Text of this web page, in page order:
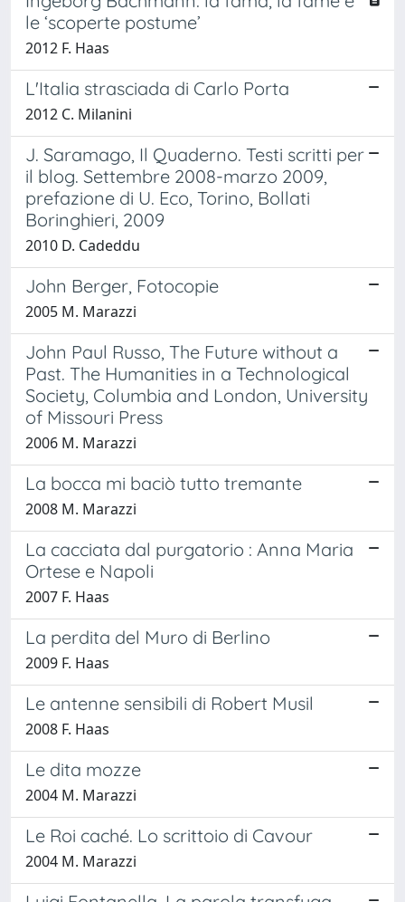
le ‘scoperte postume’
2012 F. Haas
L'Italia strasciada di Carlo Porta
2012 C. Milanini
J. Saramago, Il Quaderno. Testi scritti per
il blog. Settembre 2008-marzo 2009,
prefazione di U. Eco, Torino, Bollati
Boringhieri, 2009
2010 D. Cadeddu
John Berger, Fotocopie
2005 M. Marazzi
John Paul Russo, The Future without a
Past. The Humanities in a Technological
Society, Columbia and London, University
of Missouri Press
2006 M. Marazzi
La bocca mi baciò tutto tremante
2008 M. Marazzi
La cacciata dal purgatorio : Anna Maria
Ortese e Napoli
2007 F. Haas
La perdita del Muro di Berlino
2009 F. Haas
Le antenne sensibili di Robert Musil
2008 F. Haas
Le dita mozze
2004 M. Marazzi
Le Roi caché. Lo scrittoio di Cavour
2004 M. Marazzi